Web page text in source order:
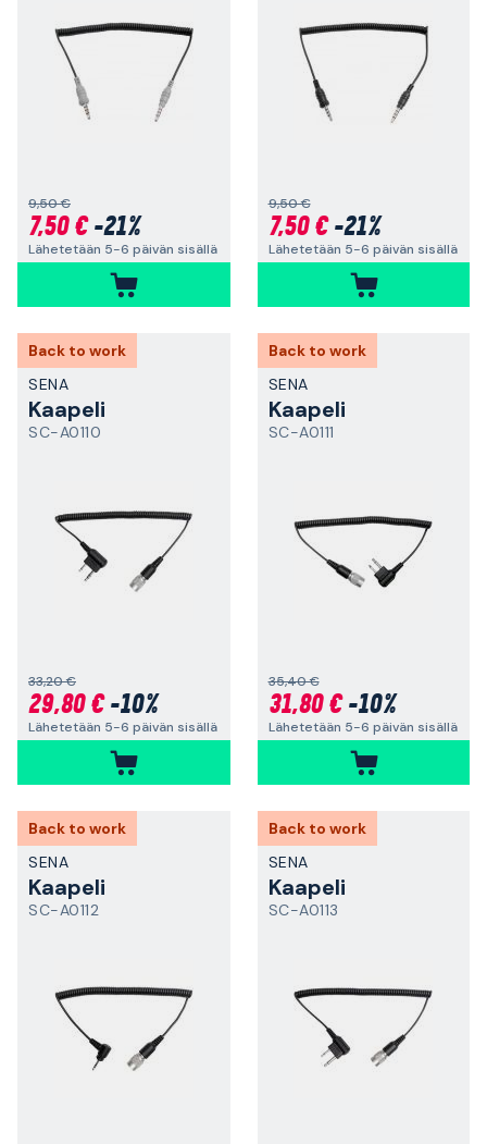
9,50 €
7,50 €-21%
Lähetetään 5-6 päivän sisällä
9,50 €
7,50 €-21%
Lähetetään 5-6 päivän sisällä
Back to work
SENA
Kaapeli
SC-A0110
33,20 €
29,80 €-10%
Lähetetään 5-6 päivän sisällä
Back to work
SENA
Kaapeli
SC-A0111
35,40 €
31,80 €-10%
Lähetetään 5-6 päivän sisällä
Back to work
SENA
Kaapeli
SC-A0112
Back to work
SENA
Kaapeli
SC-A0113